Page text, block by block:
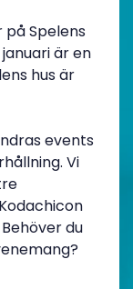
på Spelens
är en
hus är
events
Vi
du